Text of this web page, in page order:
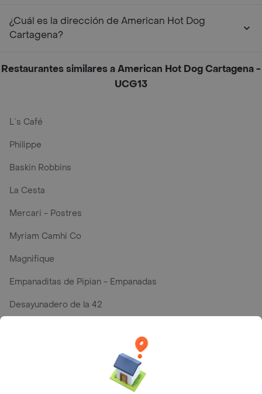
¿Cuál es la dirección de American Hot Dog
Cartagena?
Restaurantes similares a American Hot Dog Cartagena -
UCG13
L´s Café
Philippe
Baskin Robbins
La Cesta
Mercari - Postres
Myriam Camhi Co
Magnifique
Empanaditas de Pipian - Empanadas
Desayunadero de la 42